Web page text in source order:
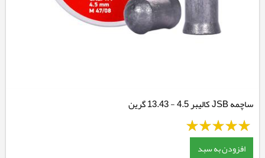
ساچمه JSB کالیبر 4.5 - 13.43 گرین
افزودن به سبد